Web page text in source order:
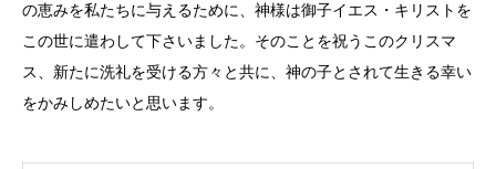
の恵みを私たちに与えるために、神様は御子イエス・キリストを
この世に遣わして下さいました。そのことを祝うこのクリスマ
ス、新たに洗礼を受ける方々と共に、神の子とされて生きる幸い
をかみしめたいと思います。